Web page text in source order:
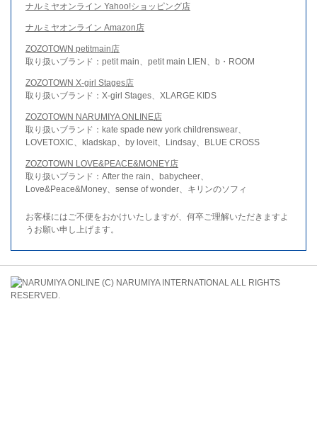
ナルミヤオンライン Yahoo!ショッピング店
ナルミヤオンライン Amazon店
ZOZOTOWN petitmain店
取り扱いブランド：petit main、petit main LIEN、b・ROOM
ZOZOTOWN X-girl Stages店
取り扱いブランド：X-girl Stages、XLARGE KIDS
ZOZOTOWN NARUMIYA ONLINE店
取り扱いブランド：kate spade new york childrenswear、
LOVETOXIC、kladskap、by loveit、Lindsay、BLUE CROSS
ZOZOTOWN LOVE&PEACE&MONEY店
取り扱いブランド：After the rain、babycheer、
Love&Peace&Money、sense of wonder、キリンのソフィ
お客様にはご不便をおかけいたしますが、何卒ご理解いただきますよ
うお願い申し上げます。